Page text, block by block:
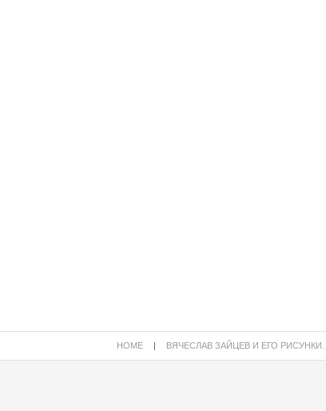
HOME | ВЯЧЕСЛАВ ЗАЙЦЕВ И ЕГО РИСУНКИ.